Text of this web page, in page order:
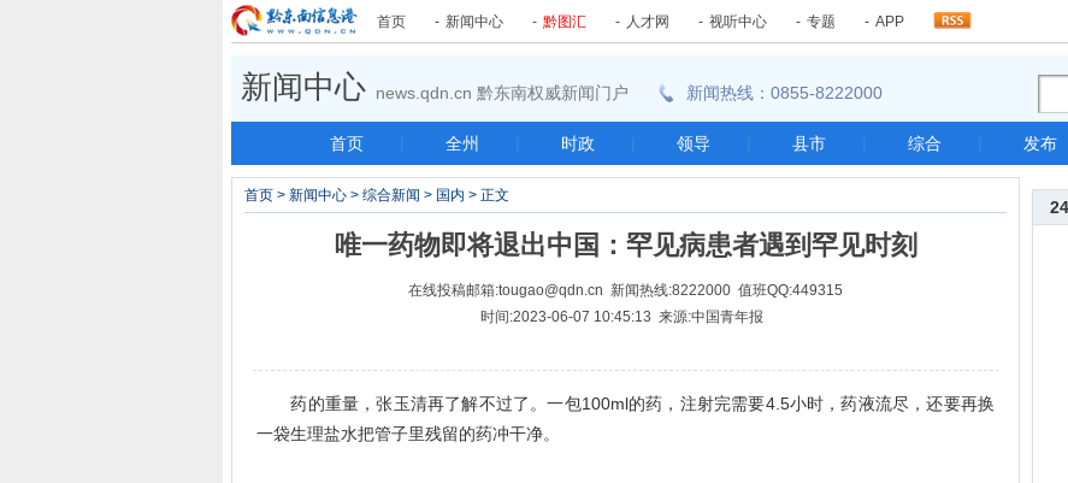
首页 - 新闻中心 - 黔图汇 - 人才网 - 视听中心 - 专题 - APP
新闻中心 news.qdn.cn 黔东南权威新闻门户 新闻热线：0855-8222000
首页 | 全州 | 时政 | 领导 | 县市 | 综合 | 发布
首页 > 新闻中心 > 综合新闻 > 国内 > 正文
唯一药物即将退出中国：罕见病患者遇到罕见时刻
在线投稿邮箱:tougao@qdn.cn 新闻热线:8222000 值班QQ:449315
时间:2023-06-07 10:45:13 来源:中国青年报
药的重量，张玉清再了解不过了。一包100ml的药，注射完需要4.5小时，药液流尽，还要再换
一袋生理盐水把管子里残留的药冲干净。